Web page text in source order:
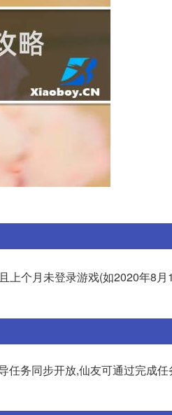
上个月未登录游戏(如2020年8
务同步开放,仙友可通过完成